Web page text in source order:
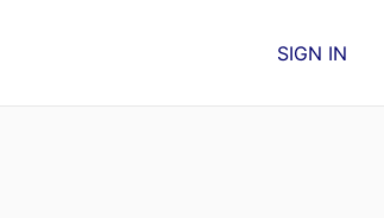
SIGN IN